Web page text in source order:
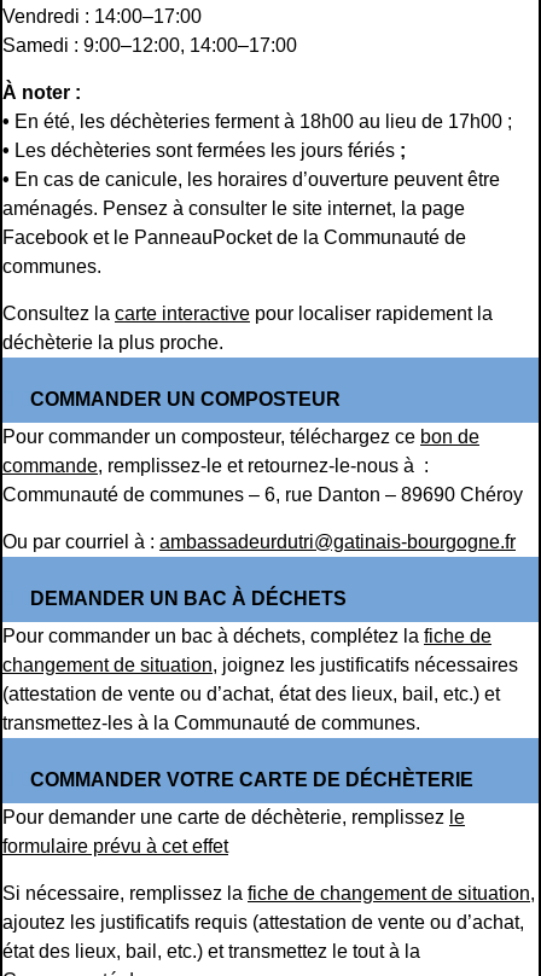
Vendredi : 14:00–17:00
Samedi : 9:00–12:00, 14:00–17:00
À noter :
• En été, les déchèteries ferment à 18h00 au lieu de 17h00 ;
• Les déchèteries sont fermées les jours fériés ;
• En cas de canicule, les horaires d’ouverture peuvent être
aménagés. Pensez à consulter le site internet, la page
Facebook et le PanneauPocket de la Communauté de
communes.
Consultez la carte interactive pour localiser rapidement la
déchèterie la plus proche.
COMMANDER UN COMPOSTEUR
Pour commander un composteur, téléchargez ce bon de
commande, remplissez-le et retournez-le-nous à :
Communauté de communes – 6, rue Danton – 89690 Chéroy
Ou par courriel à : ambassadeurdutri@gatinais-bourgogne.fr
DEMANDER UN BAC À DÉCHETS
Pour commander un bac à déchets, complétez la fiche de
changement de situation, joignez les justificatifs nécessaires
(attestation de vente ou d’achat, état des lieux, bail, etc.) et
transmettez-les à la Communauté de communes.
COMMANDER VOTRE CARTE DE DÉCHÈTERIE
Pour demander une carte de déchèterie, remplissez le
formulaire prévu à cet effet
Si nécessaire, remplissez la fiche de changement de situation,
ajoutez les justificatifs requis (attestation de vente ou d’achat,
état des lieux, bail, etc.) et transmettez le tout à la